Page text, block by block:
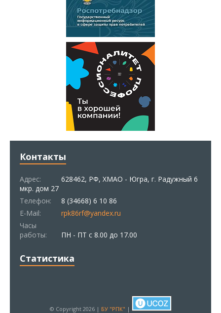
Контакты
Адрес:
628462, РФ, ХМАО - Югра, г. Радужный 6
мкр. дом 27
Телефон:
8 (34668) 6 10 86
E-Mail:
rpk86rf@yandex.ru
Часы
работы:
ПН - ПТ с 8.00 до 17.00
Статистика
© Copyright 2026 | БУ "РПК" |